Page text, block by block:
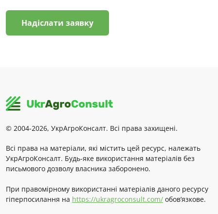
Надіслати заявку
© 2004-2026, УкрАгроКонсалт. Всі права захищені.
Всі права на матеріали, які містить цей ресурс, належать
УкрАгроКонсалт. Будь-яке використання матеріалів без
письмового дозволу власника заборонено.
При правомірному використанні матеріалів даного ресурсу
гіперпосилання на https://ukragroconsult.com/ обов’язкове.